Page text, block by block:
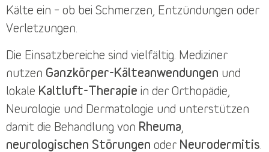
Kälte ein – ob bei Schmerzen, Entzündungen oder
Verletzungen.
Die Einsatzbereiche sind vielfältig. Mediziner
nutzen Ganzkörper-Kälteanwendungen und
lokale Kaltluft-Therapie in der Orthopädie,
Neurologie und Dermatologie und unterstützen
damit die Behandlung von Rheuma
neurologischen Störungen oder Neurodermitis